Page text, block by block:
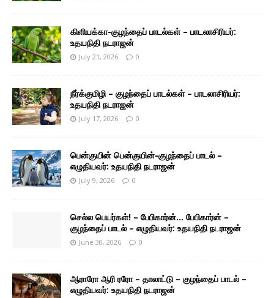
கிளியக்கா-குழந்தைப் பாடல்கள் – பாடலாசிரியர்:
உதயநிதி நடராஜன்
July 21, 2026 0
நீர்க்குமிழி – குழந்தைப் பாடல்கள் – பாடலாசிரியர்:
உதயநிதி நடராஜன்
July 17, 2026 0
பென்குயின் பென்குயின்-குழந்தைப் பாடல் –
எழுதியவர்: உதயநிதி நடராஜன்
July 9, 2026 0
செல்ல பெயர்கள்! – பேபிகார்ன்… பேபிகார்ன் –
குழந்தைப் பாடல் – எழுதியவர்: உதயநிதி நடராஜன்
June 30, 2026 0
ஆராரோ ஆரி ரரோ – தாலாட்டு – குழந்தைப் பாடல் –
எழுதியவர்: உதயநிதி நடராஜன்